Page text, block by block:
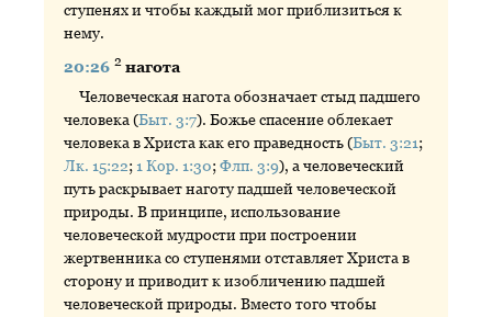
ступенях и чтобы каждый мог приблизиться к
нему.
20:262 нагота
Человеческая нагота обозначает стыд падшего
человека (Быт. 3:7). Божье спасение облекает
человека в Христа как его праведность (Быт. 3:21;
Лк. 15:22; 1 Кор. 1:30;Флп. 3:9), а человеческий
путь раскрывает наготу падшей человеческой
природы. В принципе, использование
человеческой мудрости при построении
жертвенника со ступенями отставляет Христа в
сторону и приводит к изобличению падшей
человеческой природы. Вместо того чтобы